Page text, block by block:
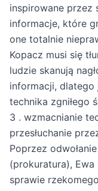
inspirowane przez
informacje, które
one totalnie
Kopacz musi się
ludzie skanują
informacji,
technika zgniłego
3 . wzmacnianie
przesłuchanie
Poprzez
(prokuratura), Ewa
sprawie